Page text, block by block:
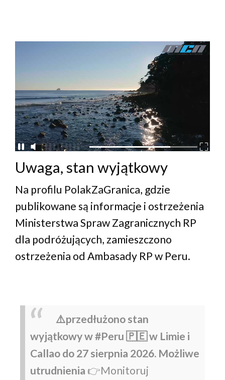
Uwaga, stan wyjątkowy
Na profilu PolakZaGranica, gdzie
publikowane są informacje i ostrzeżenia
Ministerstwa Spraw Zagranicznych RP
dla podróżujących, zamieszczono
ostrzeżenia od Ambasady RP w Peru.
⚠️przedłużono stan
wyjątkowy w #Peru 🇵🇪 w Limie i
Callao do 27 sierpnia 2026. Możliwe
utrudnienia 👉Monitoruj